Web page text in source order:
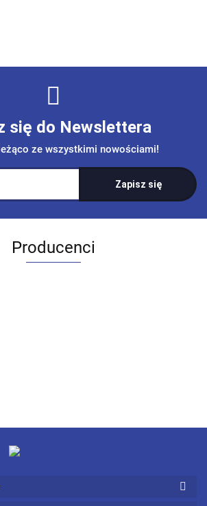
się do Newslettera
ze wszystkimi nowościami!
Producenci